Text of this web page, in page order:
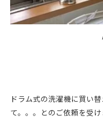
ドラム式の洗濯機に買い
て。。。とのご依頼を受